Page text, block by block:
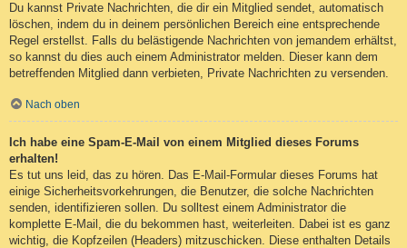
Du kannst Private Nachrichten, die dir ein Mitglied sendet, automatisch
löschen, indem du in deinem persönlichen Bereich eine entsprechende
Regel erstellst. Falls du belästigende Nachrichten von jemandem erhältst,
so kannst du dies auch einem Administrator melden. Dieser kann dem
betreffenden Mitglied dann verbieten, Private Nachrichten zu versenden.
Nach oben
Ich habe eine Spam-E-Mail von einem Mitglied dieses Forums
erhalten!
Es tut uns leid, das zu hören. Das E-Mail-Formular dieses Forums hat
einige Sicherheitsvorkehrungen, die Benutzer, die solche Nachrichten
senden, identifizieren sollen. Du solltest einem Administrator die
komplette E-Mail, die du bekommen hast, weiterleiten. Dabei ist es ganz
wichtig, die Kopfzeilen (Headers) mitzuschicken. Diese enthalten Details